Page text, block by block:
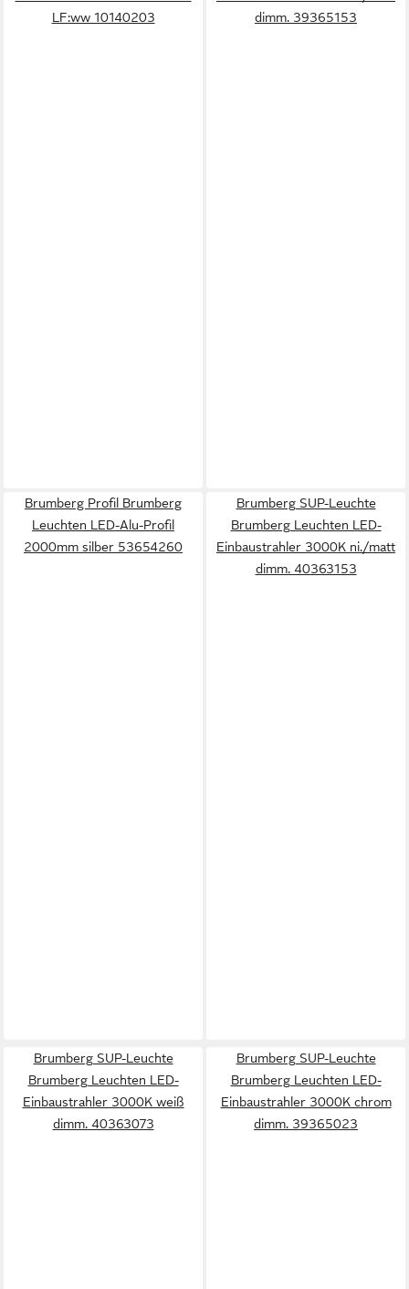
LF:ww 10140203
dimm. 39365153
Brumberg Profil Brumberg
Leuchten LED-Alu-Profil
2000mm silber 53654260
Brumberg SUP-Leuchte
Brumberg Leuchten LED-
Einbaustrahler 3000K ni./matt
dimm. 40363153
Brumberg SUP-Leuchte
Brumberg Leuchten LED-
Einbaustrahler 3000K weiß
dimm. 40363073
Brumberg SUP-Leuchte
Brumberg Leuchten LED-
Einbaustrahler 3000K chrom
dimm. 39365023